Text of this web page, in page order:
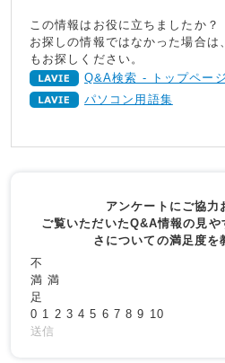
この情報はお役に立ちましたか？
お探しの情報ではなかった場合
もお探しください。
Q&A検索 - トップページ
パソコン用語集
アンケートにご協力
ご覧いただいたQ&A情報の見
さについての満足度を
不
満 満
足
0 1 2 3 4 5 6 7 8 9 10
送信